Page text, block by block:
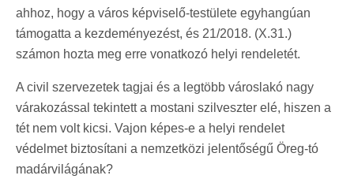
ahhoz, hogy a város képviselő-testülete egyhangúan
támogatta a kezdeményezést, és 21/2018. (X.31.)
számon hozta meg erre vonatkozó helyi rendeletét.
A civil szervezetek tagjai és a legtöbb városlakó nagy
várakozással tekintett a mostani szilveszter elé, hiszen a
tét nem volt kicsi. Vajon képes-e a helyi rendelet
védelmet biztosítani a nemzetközi jelentőségű Öreg-tó
madárvilágának?